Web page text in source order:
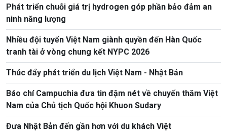
Phát triển chuỗi giá trị hydrogen góp phần bảo đảm an
ninh năng lượng
Nhiều đội tuyển Việt Nam giành quyền đến Hàn Quốc
tranh tài ở vòng chung kết NYPC 2026
Thúc đẩy phát triển du lịch Việt Nam - Nhật Bản
Báo chí Campuchia đưa tin đậm nét về chuyến thăm Việt
Nam của Chủ tịch Quốc hội Khuon Sudary
Đưa Nhật Bản đến gần hơn với du khách Việt